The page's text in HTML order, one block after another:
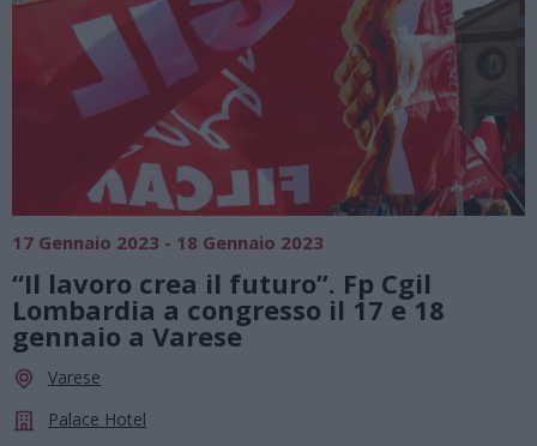
17 Gennaio 2023 - 18 Gennaio 2023
“Il lavoro crea il futuro”. Fp Cgil
Lombardia a congresso il 17 e 18
gennaio a Varese
Varese
Palace Hotel